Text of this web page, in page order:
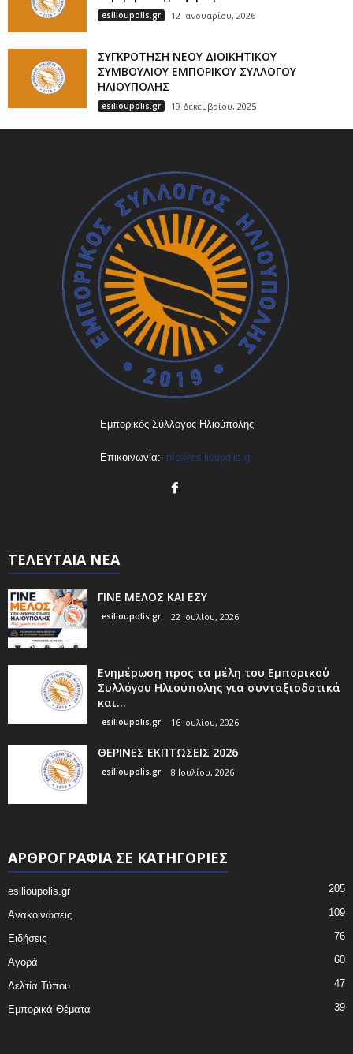
esilioupolis.gr 12 Ιανουαρίου, 2026
ΣΥΓΚΡΟΤΗΣΗ ΝΕΟΥ ΔΙΟΙΚΗΤΙΚΟΥ
ΣΥΜΒΟΥΛΙΟΥ ΕΜΠΟΡΙΚΟΥ ΣΥΛΛΟΓΟΥ
ΗΛΙΟΥΠΟΛΗΣ
esilioupolis.gr 19 Δεκεμβρίου, 2025
Εμπορικός Σύλλογος Ηλιούπολης
Επικοινωνία: info@esilioupolis.gr
ΤΕΛΕΥΤΑΙΑ ΝΕΑ
ΓΙΝΕ ΜΕΛΟΣ ΚΑΙ ΕΣΥ
esilioupolis.gr 22 Ιουλίου, 2026
Ενημέρωση προς τα μέλη του Εμπορικού
Συλλόγου Ηλιούπολης για συνταξιοδοτικά
και...
esilioupolis.gr 16 Ιουλίου, 2026
ΘΕΡΙΝΕΣ ΕΚΠΤΩΣΕΙΣ 2026
esilioupolis.gr 8 Ιουλίου, 2026
ΑΡΘΡΟΓΡΑΦΙΑ ΣΕ ΚΑΤΗΓΟΡΙΕΣ
esilioupolis.gr 205
Ανακοινώσεις 109
Ειδήσεις 76
Αγορά 60
Δελτία Τύπου 47
Εμπορικά Θέματα 39